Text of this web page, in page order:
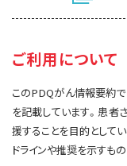
肝胆膵
胚
予防
統合、代替、補完療法
ご利用について
このPDQがん情報要約
を記載しています。患者
援することを目的として
ドラインや推奨を示すも